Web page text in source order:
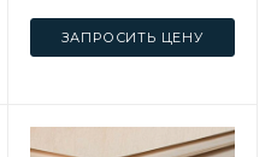
ЗАПРОСИТЬ ЦЕНУ